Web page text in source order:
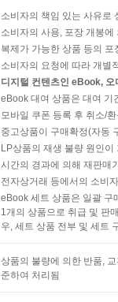
소비자의 책임 있는 사유로
소비자의 사용, 포장 개봉
복제가 가능한 상품 등의
소비자의 요청에 따라 개별
디지털 컨텐츠인 eBook,
eBook 대여 상품은 대여 기
모바일 쿠폰 등록 후 취소/
중고상품이 구매확정(자동
LP상품의 재생 불량 원인
시간의 경과에 의해 재판매
전자상거래 등에서의 소비
eBook 세트 상품은 일괄 구
1개의 상품으로 취급 및 판
우, 세트 상품 전부 및 세트
상품의 불량에 의한 반품,
준하여 처리됨